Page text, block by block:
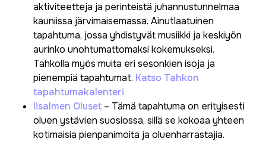
aktiviteetteja ja perinteistä juhannustunnelmaa
kauniissa järvimaisemassa. Ainutlaatuinen
tapahtuma, jossa yhdistyvät musiikki ja keskiyön
aurinko unohtumattomaksi kokemukseksi.
Tahkolla myös muita eri sesonkien isoja ja
pienempiä tapahtumat. Katso Tahkon
tapahtumakalenteri
Iisalmen Oluset – Tämä tapahtuma on erityisesti
oluen ystävien suosiossa, sillä se kokoaa yhteen
kotimaisia pienpanimoita ja oluenharrastajia.